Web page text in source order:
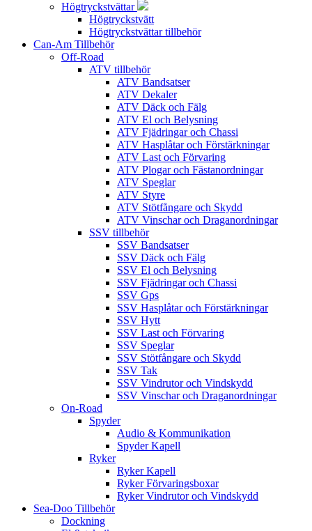
Högtryckstvättar
Högtryckstvätt
Högtryckstvättar tillbehör
Can-Am Tillbehör
Off-Road
ATV tillbehör
ATV Bandsatser
ATV Dekaler
ATV Däck och Fälg
ATV El och Belysning
ATV Fjädringar och Chassi
ATV Hasplåtar och Förstärkningar
ATV Last och Förvaring
ATV Plogar och Fästanordningar
ATV Speglar
ATV Styre
ATV Stötfångare och Skydd
ATV Vinschar och Draganordningar
SSV tillbehör
SSV Bandsatser
SSV Däck och Fälg
SSV El och Belysning
SSV Fjädringar och Chassi
SSV Gps
SSV Hasplåtar och Förstärkningar
SSV Hytt
SSV Last och Förvaring
SSV Speglar
SSV Stötfångare och Skydd
SSV Tak
SSV Vindrutor och Vindskydd
SSV Vinschar och Draganordningar
On-Road
Spyder
Audio & Kommunikation
Spyder Kapell
Ryker
Ryker Kapell
Ryker Förvaringsboxar
Ryker Vindrutor och Vindskydd
Sea-Doo Tillbehör
Dockning